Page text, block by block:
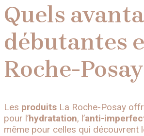
Quels
débutantes
Roche-
Les produits La Roche-Posay
pour l’hydratation, l’anti-
même pour celles qui découvrent